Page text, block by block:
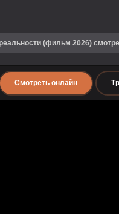
(фильм 2026)
Смотреть онлайн